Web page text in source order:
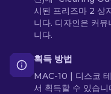
시된 프리즈마 2 상
니다. 디자인은 커
니다.
획득 방법
MAC-10 | 디스코
서 획득할 수 있습